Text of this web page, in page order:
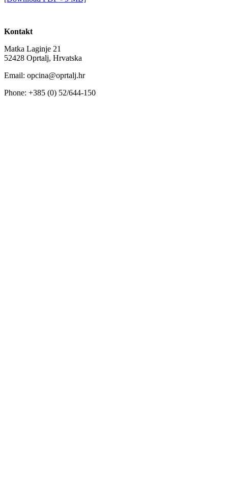
Kontakt
Matka Laginje 21
52428 Oprtalj, Hrvatska
Email: opcina@oprtalj.hr
Phone: +385 (0) 52/644-150